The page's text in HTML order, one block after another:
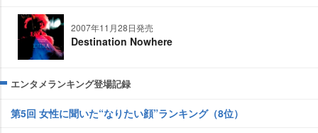
2007年11月28日発売
Destination Nowhere
エンタメランキング登場記録
第5回 女性に聞いた“なりたい顔”ランキング（8位）